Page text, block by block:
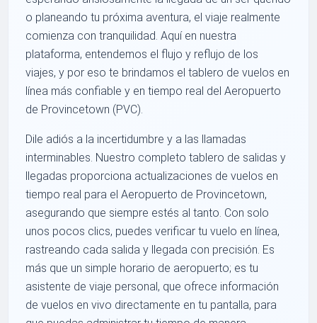
o planeando tu próxima aventura, el viaje realmente
comienza con tranquilidad. Aquí en nuestra
plataforma, entendemos el flujo y reflujo de los
viajes, y por eso te brindamos el tablero de vuelos en
línea más confiable y en tiempo real del Aeropuerto
de Provincetown (PVC).
Dile adiós a la incertidumbre y a las llamadas
interminables. Nuestro completo tablero de salidas y
llegadas proporciona actualizaciones de vuelos en
tiempo real para el Aeropuerto de Provincetown,
asegurando que siempre estés al tanto. Con solo
unos pocos clics, puedes verificar tu vuelo en línea,
rastreando cada salida y llegada con precisión. Es
más que un simple horario de aeropuerto; es tu
asistente de viaje personal, que ofrece información
de vuelos en vivo directamente en tu pantalla, para